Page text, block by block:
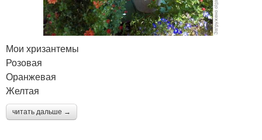
Мои хризантемы
Розовая
Оранжевая
Желтая
читать дальше →